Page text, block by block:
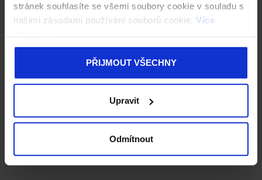
stránek souhlasíte se všemi soubory cookie v souladu s
našimi zásadami používání souborů cookie. Více
PŘIJMOUT VŠECHNY
Upravit
Odmítnout